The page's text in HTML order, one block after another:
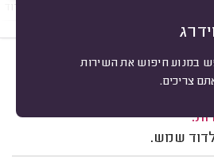
במנוע חיפוש את השירות
צריכים.
חברת הדוד
צורן.
לדוד שמש.